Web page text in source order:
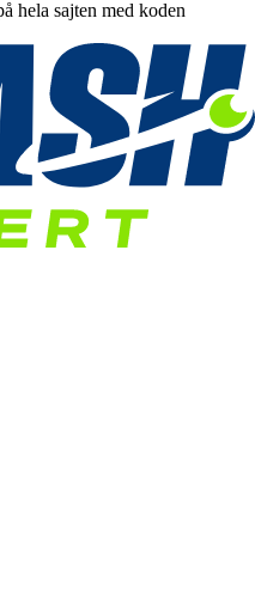
hela sajten med koden